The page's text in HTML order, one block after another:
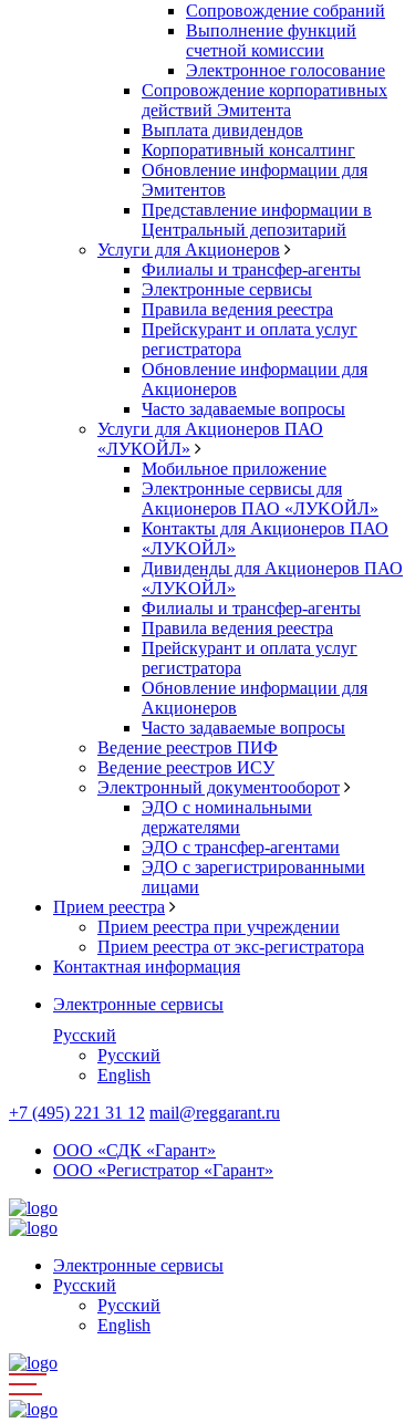
Сопровождение собраний
Выполнение функций
счетной комиссии
Электронное голосование
Сопровождение корпоративных
действий Эмитента
Выплата дивидендов
Корпоративный консалтинг
Обновление информации для
Эмитентов
Представление информации в
Центральный депозитарий
Услуги для Акционеров
Филиалы и трансфер-агенты
Электронные сервисы
Правила ведения реестра
Прейскурант и оплата услуг
регистратора
Обновление информации для
Акционеров
Часто задаваемые вопросы
Услуги для Акционеров ПАО
«ЛУКОЙЛ»
Мобильное приложение
Электронные сервисы для
Акционеров ПАО «ЛУKOЙЛ»
Контакты для Акционеров ПАО
«ЛУKOЙЛ»
Дивиденды для Акционеров ПАО
«ЛУKOЙЛ»
Филиалы и трансфер-агенты
Правила ведения реестра
Прейскурант и оплата услуг
регистратора
Обновление информации для
Акционеров
Часто задаваемые вопросы
Ведение реестров ПИФ
Ведение реестров ИСУ
Электронный документооборот
ЭДО с номинальными
держателями
ЭДО с трансфер-агентами
ЭДО с зарегистрированными
лицами
Прием реестра
Прием реестра при учреждении
Прием реестра от экс-регистратора
Контактная информация
Электронные сервисы
Русский
Русский
English
+7 (495) 221 31 12 mail@reggarant.ru
ООО «СДК «Гарант»
ООО «Регистратор «Гарант»
Электронные сервисы
Русский
Русский
English